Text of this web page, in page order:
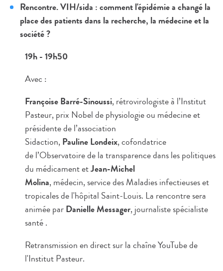
Rencontre. VIH/sida : comment l'épidémie a changé la
place des patients dans la recherche, la médecine et la
société ?
19h - 19h50
Avec :
Françoise Barré-Sinoussi, rétrovirologiste à l’Institut
Pasteur, prix Nobel de physiologie ou médecine et
présidente de l’association
Sidaction,Pauline Londeix, cofondatrice
de l’Observatoire de la transparence dans les politiques
du médicament etJean-Michel
Molina, médecin, service des Maladies infectieuses et
tropicales de l'hôpital Saint-Louis. La rencontre sera
animée parDanielle Messager, journaliste spécialiste
santé .
Retransmission en direct sur la chaîne YouTube de
l'Institut Pasteur.